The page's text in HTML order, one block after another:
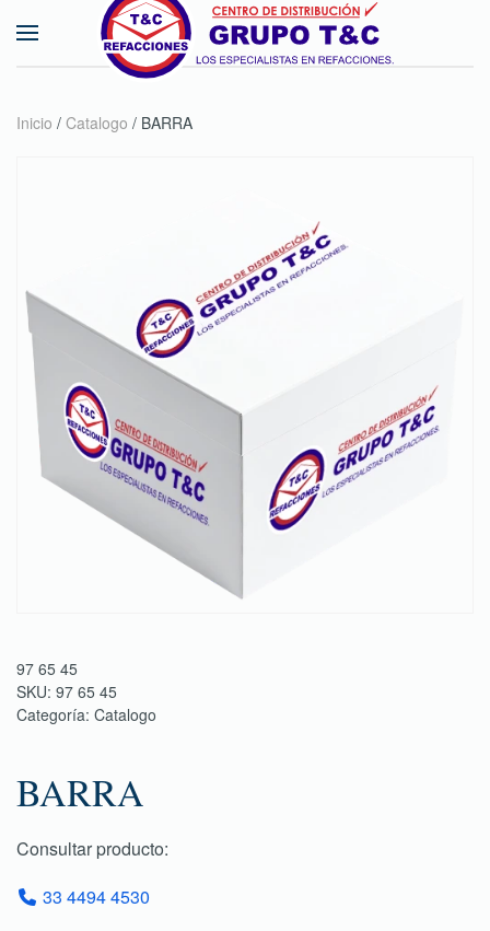
Skip to main content
Inicio / Catalogo / BARRA
97 65 45
SKU: 97 65 45
Categoría: Catalogo
BARRA
Consultar producto:
33 4494 4530